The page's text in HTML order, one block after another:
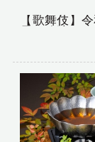
【歌舞伎】